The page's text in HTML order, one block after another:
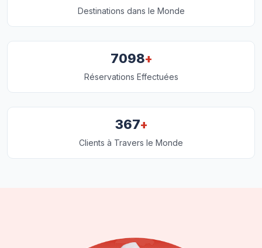
Destinations dans le Monde
7098+
Réservations Effectuées
367+
Clients à Travers le Monde